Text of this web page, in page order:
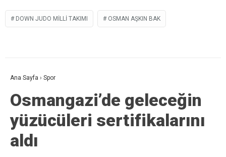
DOWN JUDO MILLI TAKIMI OSMAN AŞKIN BAK
Ana Sayfa › Spor
Osmangazi’de geleceğin
yüzücüleri sertifikalarını
aldı